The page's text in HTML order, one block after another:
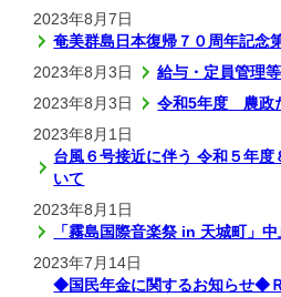
2023年8月7日
奄美群島日本復帰７０周年記念
2023年8月3日
給与・定員管理
2023年8月3日
令和5年度 農政
2023年8月1日
台風６号接近に伴う 令和５年
いて
2023年8月1日
「霧島国際音楽祭 in 天城町」
2023年7月14日
◆国民年金に関するお知らせ◆